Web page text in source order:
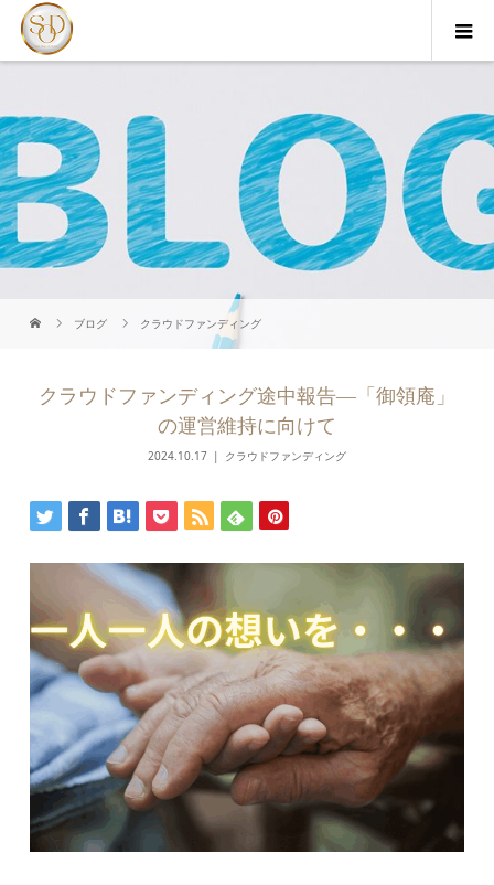
ブログ クラウドファンディング
クラウドファンディング途中報告—「御領庵」
の運営維持に向けて
2024.10.17 クラウドファンディング